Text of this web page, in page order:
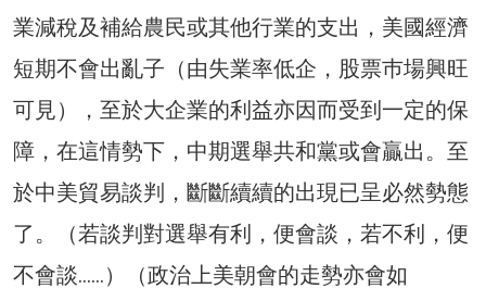
業減稅及補給農民或其他行業的支出，美國經濟
短期不會出亂子（由失業率低企，股票巿場興旺
可見），至於大企業的利益亦因而受到一定的保
障，在這情勢下，中期選舉共和黨或會贏出。至
於中美貿易談判，斷斷續續的出現已呈必然勢態
了。（若談判對選舉有利，便會談，若不利，便
不會談……）（政治上美朝會的走勢亦會如